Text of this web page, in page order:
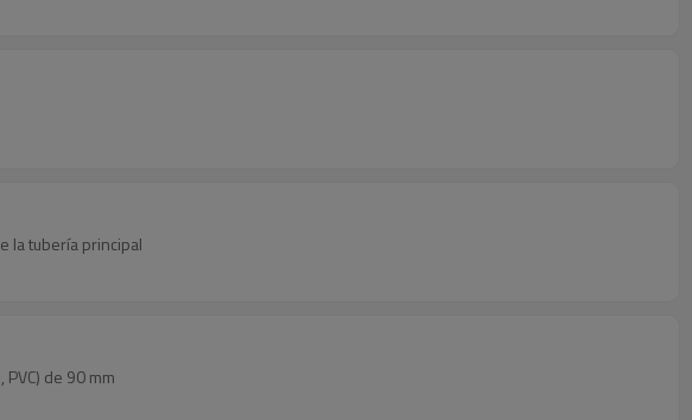
la tubería principal
de 90 mm